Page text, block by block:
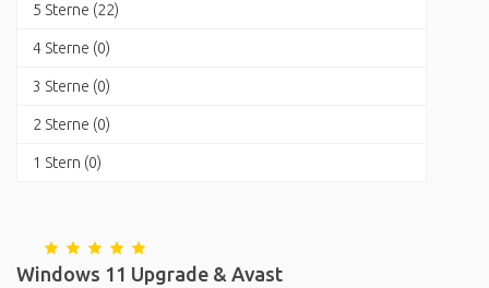
5 Sterne (22)
4 Sterne (0)
3 Sterne (0)
2 Sterne (0)
1 Stern (0)
Windows 11 Upgrade & Avast